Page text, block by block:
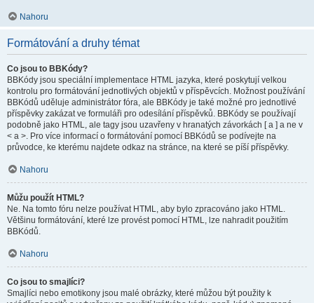
Nahoru
Formátování a druhy témat
Co jsou to BBKódy?
BBKódy jsou speciální implementace HTML jazyka, které poskytují velkou
kontrolu pro formátování jednotlivých objektů v příspěvcích. Možnost používání
BBKódů uděluje administrátor fóra, ale BBKódy je také možné pro jednotlivé
příspěvky zakázat ve formuláři pro odesílání příspěvků. BBKódy se používají
podobně jako HTML, ale tagy jsou uzavřeny v hranatých závorkách [ a ] a ne v
< a >. Pro více informací o formátování pomocí BBKódů se podívejte na
průvodce, ke kterému najdete odkaz na stránce, na které se píší příspěvky.
Nahoru
Můžu použít HTML?
Ne. Na tomto fóru nelze používat HTML, aby bylo zpracováno jako HTML.
Většinu formátování, které lze provést pomocí HTML, lze nahradit použitím
BBKódů.
Nahoru
Co jsou to smajlíci?
Smajlíci nebo emotikony jsou malé obrázky, které můžou být použity k